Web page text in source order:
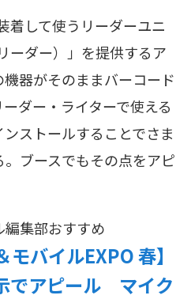
して使うリーダーユニ
ーダー）」を提供するア
器がそのままバーコード
ダー・ライターで使える
ストールすることでさま
ブースでもその点をアピ
編集部おすすめ
モバイルEXPO 春】
でアピール マイク